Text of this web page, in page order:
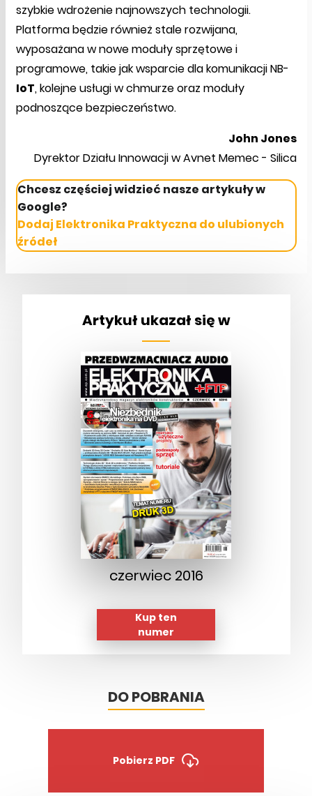
szybkie wdrożenie najnowszych technologii.
Platforma będzie również stale rozwijana,
wyposażana w nowe moduły sprzętowe i
programowe, takie jak wsparcie dla komunikacji NB-
IoT, kolejne usługi w chmurze oraz moduły
podnoszące bezpieczeństwo.
John Jones
Dyrektor Działu Innowacji w Avnet Memec - Silica
Chcesz częściej widzieć nasze artykuły w
Google?
Dodaj Elektronika Praktyczna do ulubionych
źródeł
Artykuł ukazał się w
czerwiec 2016
Kup ten
numer
DO POBRANIA
Pobierz PDF